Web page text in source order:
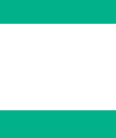
to